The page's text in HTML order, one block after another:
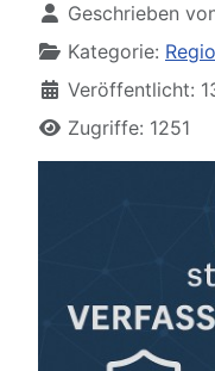
Geschrieben
Kategorie:
Veröffentlicht:
Zugriffe: 1251